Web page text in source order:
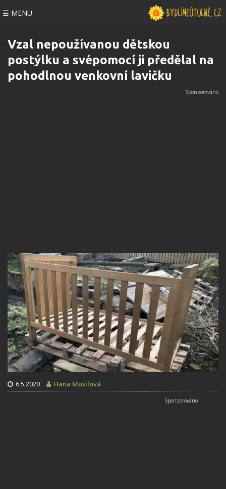
☰ MENU
Vzal nepoužívanou dětskou
postýlku a svépomocí ji předělal na
pohodlnou venkovní lavičku
6.5.2020 Hana Musilová